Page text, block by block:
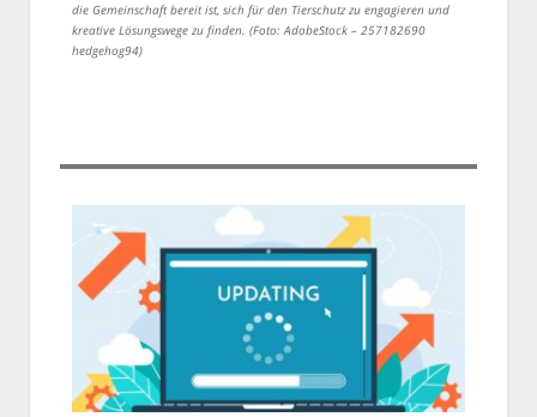
die Gemeinschaft bereit ist, sich für den Tierschutz zu engagieren und
kreative Lösungswege zu finden. (Foto: AdobeStock – 257182690
hedgehog94)